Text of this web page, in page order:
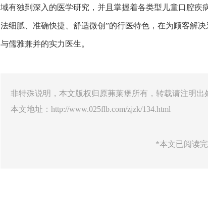
域有独到深入的医学研究，并且掌握着各类型儿童口腔
法细腻、准确快捷、舒适微创”的行医特色，在为顾客解
与儒雅兼并的实力医生。
非特殊说明，本文版权归原茀莱堡所有，转载请注明出
本文地址： http://www.025flb.com/zjzk/134.html
*本文已阅读